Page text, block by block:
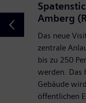
Amberg
Das neue
zentrale
bis zu 250
werden. Das
Gebäude
öffentlichen